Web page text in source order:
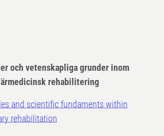
och vetenskapliga grunder inom
rehabilitering
and scientific fundaments within
rehabilitation